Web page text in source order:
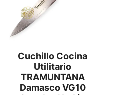
Cuchillo Cocina
Utilitario
TRAMUNTANA
Damasco VG10